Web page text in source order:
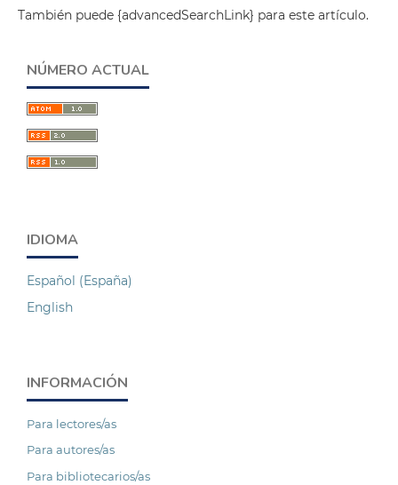
También puede {advancedSearchLink} para este artículo.
NÚMERO ACTUAL
IDIOMA
Español (España)
English
INFORMACIÓN
Para lectores/as
Para autores/as
Para bibliotecarios/as